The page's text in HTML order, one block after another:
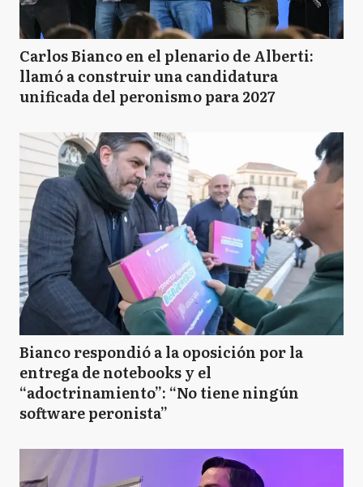
Carlos Bianco en el plenario de Alberti:
llamó a construir una candidatura
unificada del peronismo para 2027
Bianco respondió a la oposición por la
entrega de notebooks y el
“adoctrinamiento”: “No tiene ningún
software peronista”